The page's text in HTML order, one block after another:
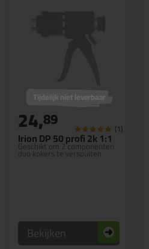
Irion DP 50 profi 2k 1:1
Geschikt om 2 componenten
duo kokers te verspuiten
Tijdelijk niet leverbaar
24,89 (1)
Bekijken